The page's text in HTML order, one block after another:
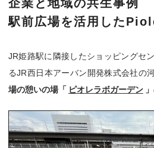
企業と地域の共生事例
駅前広場を活用した
JR姫路駅に隣接したショッピングセ
るJR西日本アーバン開発株式会社の
場の憩いの場「 ピオレラボガーデン 」